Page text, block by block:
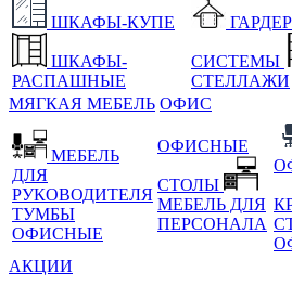
ШКАФЫ-КУПЕ
ШКАФЫ-
РАСПАШНЫЕ
СИСТЕМЫ
СТЕЛЛАЖИ
МЯГКАЯ МЕБЕЛЬ ОФИС
МЕБЕЛЬ
ДЛЯ
РУКОВОДИТЕЛЯ
ТУМБЫ
ОФИСНЫЕ
ОФИСНЫЕ
СТОЛЫ
МЕБЕЛЬ ДЛЯ
ПЕРСОНАЛА
АКЦИИ